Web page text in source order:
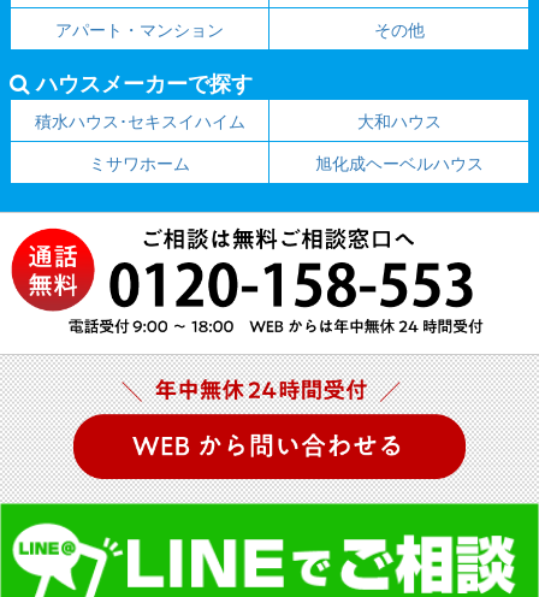
アパート・マンション
その他
ハウスメーカーで探す
積水ハウス･セキスイハイム
大和ハウス
ミサワホーム
旭化成ヘーベルハウス